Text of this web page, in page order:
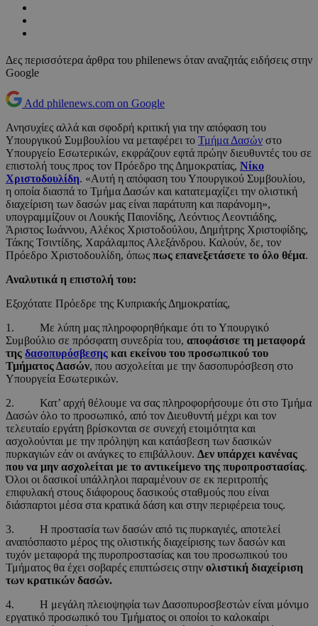
Δες περισσότερα άρθρα του philenews όταν αναζητάς ειδήσεις στην
Google
Add philenews.com on Google
Ανησυχίες αλλά και σφοδρή κριτική για την απόφαση του
Υπουργικού Συμβουλίου να μεταφέρει το Τμήμα Δασών στο
Υπουργείο Εσωτερικών, εκφράζουν εφτά πρώην διευθυντές του σε
επιστολή τους προς τον Πρόεδρο της Δημοκρατίας, Νίκο
Χριστοδουλίδη. «Αυτή η απόφαση του Υπουργικού Συμβουλίου,
η οποία διασπά το Τμήμα Δασών και κατατεμαχίζει την ολιστική
διαχείριση των δασών μας είναι παράτυπη και παράνομη»,
υπογραμμίζουν οι Λουκής Παιονίδης, Λεόντιος Λεοντιάδης,
Άριστος Ιωάννου, Αλέκος Χριστοδούλου, Δημήτρης Χριστοφίδης,
Τάκης Τσιντίδης, Χαράλαμπος Αλεξάνδρου. Καλούν, δε, τον
Πρόεδρο Χριστοδουλίδη, όπως πως επανεξετάσετε το όλο θέμα.
Αναλυτικά η επιστολή του:
Εξοχότατε Πρόεδρε της Κυπριακής Δημοκρατίας,
1. Με λύπη μας πληροφορηθήκαμε ότι το Υπουργικό
Συμβούλιο σε πρόσφατη συνεδρία του, αποφάσισε τη μεταφορά
της δασοπυρόσβεσης και εκείνου του προσωπικού του
Τμήματος Δασών, που ασχολείται με την δασοπυρόσβεση στο
Υπουργεία Εσωτερικών.
2. Κατ’ αρχή θέλουμε να σας πληροφορήσουμε ότι στο Τμήμα
Δασών όλο το προσωπικό, από τον Διευθυντή μέχρι και τον
τελευταίο εργάτη βρίσκονται σε συνεχή ετοιμότητα και
ασχολούνται με την πρόληψη και κατάσβεση των δασικών
πυρκαγιών εάν οι ανάγκες το επιβάλλουν. Δεν υπάρχει κανένας
που να μην ασχολείται με το αντικείμενο της πυροπροστασίας.
Όλοι οι δασικοί υπάλληλοι παραμένουν σε εκ περιτροπής
επιφυλακή στους διάφορους δασικούς σταθμούς που είναι
διάσπαρτοι μέσα στα κρατικά δάση και στην περιφέρεια τους.
3. Η προστασία των δασών από τις πυρκαγιές, αποτελεί
αναπόσπαστο μέρος της ολιστικής διαχείρισης των δασών και
τυχόν μεταφορά της πυροπροστασίας και του προσωπικού του
Τμήματος θα έχει σοβαρές επιπτώσεις στην ολιστική διαχείριση
των κρατικών δασών.
4. Η μεγάλη πλειοψηφία των Δασοπυροσβεστών είναι μόνιμο
εργατικό προσωπικό του Τμήματος οι οποίοι το καλοκαίρι